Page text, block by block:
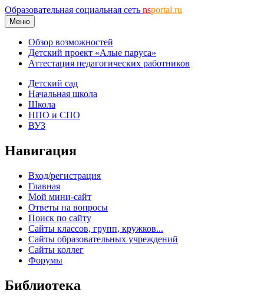
Образовательная социальная сеть nsportal.ru
Меню
Обзор возможностей
Детский проект «Алые паруса»
Аттестация педагогических работников
Детский сад
Начальная школа
Школа
НПО и СПО
ВУЗ
Навигация
Вход/регистрация
Главная
Мой мини-сайт
Ответы на вопросы
Поиск по сайту
Сайты классов, групп, кружков...
Сайты образовательных учреждений
Сайты коллег
Форумы
Библиотека